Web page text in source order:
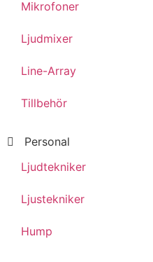
Mikrofoner
Ljudmixer
Line-Array
Tillbehör
Personal
Ljudtekniker
Ljustekniker
Hump